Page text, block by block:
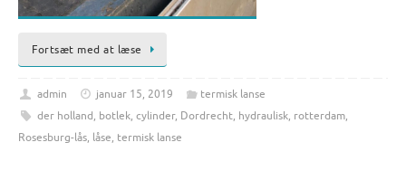
Fortsæt med at læse
admin januar 15, 2019
termisk lanse
der holland, botlek, cylinder, Dordrecht, hydraulisk, rotterdam,
Rosesburg-lås, låse, termisk lanse